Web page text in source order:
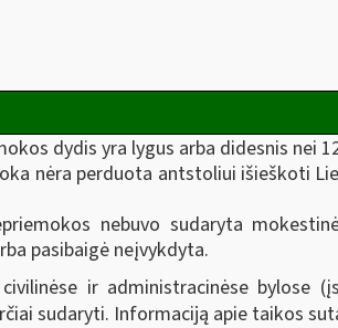
dydis yra lygus arba didesnis nei
nėra perduota antstoliui išieškoti
nebuvo sudaryta
pasibaigė neįvykdyta.
ir administracinėse bylose
sudaryti. Informaciją apie taikos